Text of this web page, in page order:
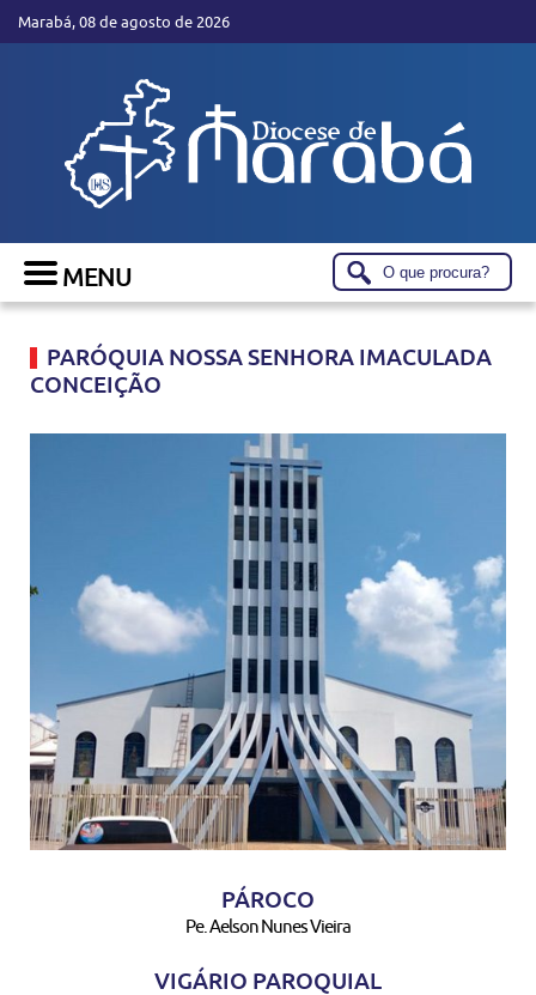
Marabá, 08 de agosto de 2026
PARÓQUIA NOSSA SENHORA IMACULADA
CONCEIÇÃO
PÁROCO
Pe. Aelson Nunes Vieira
VIGÁRIO PAROQUIAL